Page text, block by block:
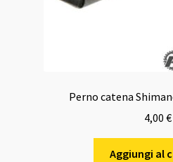
Perno catena
4,00 €
Aggiungi al